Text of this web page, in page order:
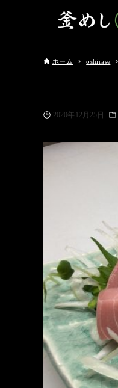
ホーム oshirase
2020年12月25日